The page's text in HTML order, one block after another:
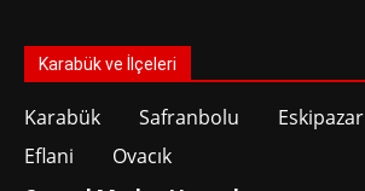
Karabük ve İlçeleri
Karabük Safranbolu Eskipazar
Eflani
Ovacık